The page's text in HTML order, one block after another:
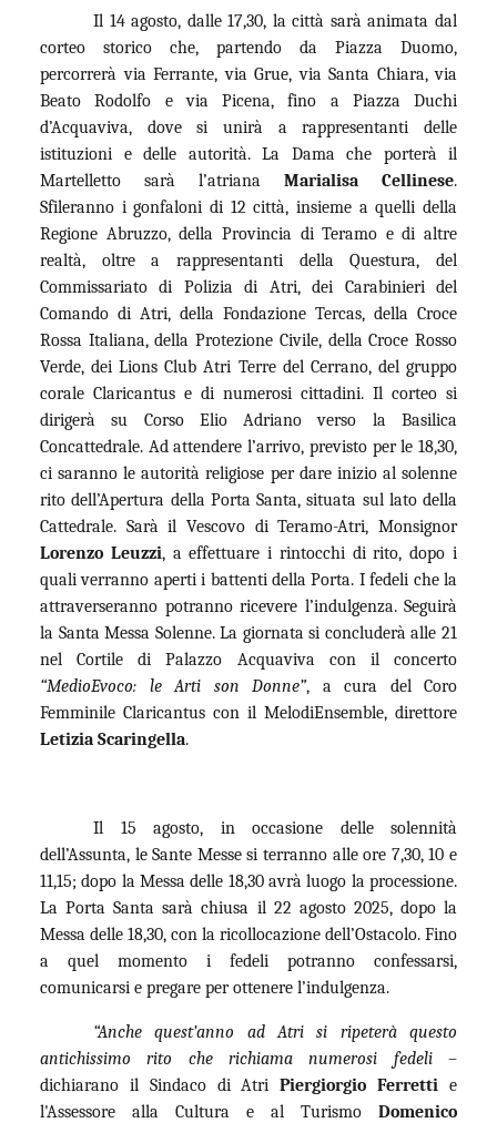
Il 14 agosto, dalle 17,30, la città sarà animata dal
corteo storico che, partendo da Piazza Duomo,
percorrerà via Ferrante, via Grue, via Santa Chiara, via
Beato Rodolfo e via Picena, fino a Piazza Duchi
d’Acquaviva, dove si unirà a rappresentanti delle
istituzioni e delle autorità. La Dama che porterà il
Martelletto sarà l’atriana Marialisa Cellinese.
Sfileranno i gonfaloni di 12 città, insieme a quelli della
Regione Abruzzo, della Provincia di Teramo e di altre
realtà, oltre a rappresentanti della Questura, del
Commissariato di Polizia di Atri, dei Carabinieri del
Comando di Atri, della Fondazione Tercas, della Croce
Rossa Italiana, della Protezione Civile, della Croce Rosso
Verde, dei Lions Club Atri Terre del Cerrano, del gruppo
corale Claricantus e di numerosi cittadini. Il corteo si
dirigerà su Corso Elio Adriano verso la Basilica
Concattedrale. Ad attendere l’arrivo, previsto per le 18,30,
ci saranno le autorità religiose per dare inizio al solenne
rito dell’Apertura della Porta Santa, situata sul lato della
Cattedrale. Sarà il Vescovo di Teramo-Atri, Monsignor
Lorenzo Leuzzi, a effettuare i rintocchi di rito, dopo i
quali verranno aperti i battenti della Porta. I fedeli che la
attraverseranno potranno ricevere l’indulgenza. Seguirà
la Santa Messa Solenne. La giornata si concluderà alle 21
nel Cortile di Palazzo Acquaviva con il concerto
“MedioEvoco: le Arti son Donne”, a cura del Coro
Femminile Claricantus con il MelodiEnsemble, direttore
Letizia Scaringella.
Il 15 agosto, in occasione delle solennità
dell’Assunta, le Sante Messe si terranno alle ore 7,30, 10 e
11,15; dopo la Messa delle 18,30 avrà luogo la processione.
La Porta Santa sarà chiusa il 22 agosto 2025, dopo la
Messa delle 18,30, con la ricollocazione dell’Ostacolo. Fino
a quel momento i fedeli potranno confessarsi,
comunicarsi e pregare per ottenere l’indulgenza.
“Anche quest’anno ad Atri si ripeterà questo
antichissimo rito che richiama numerosi fedeli–
dichiarano il Sindaco di AtriPiergiorgio Ferretti e
l'Assessore alla Cultura e al Turismo Domenico